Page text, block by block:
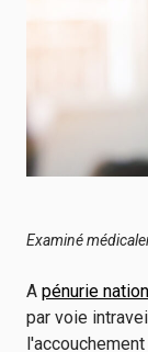
Examiné
A pénurie
par voie